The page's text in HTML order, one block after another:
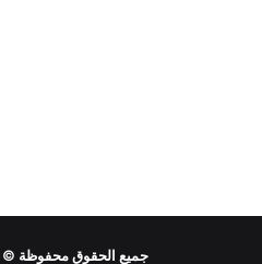
جميع الحقوق محفوظة ©